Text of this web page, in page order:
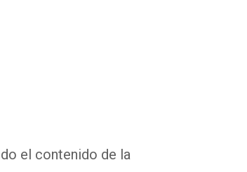
el contenido de la